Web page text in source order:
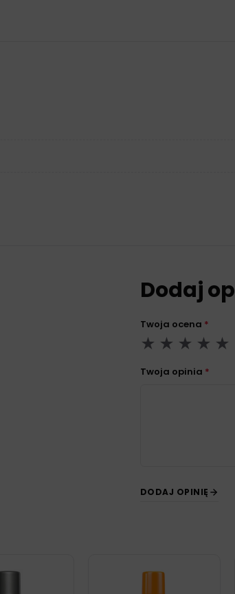
Dodaj
Twoja ocena *
Twoja opinia *
DODAJ OPINIĘ